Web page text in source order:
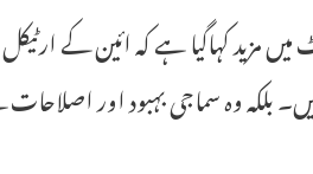
بلکہ وہ سماجی بہبود اور